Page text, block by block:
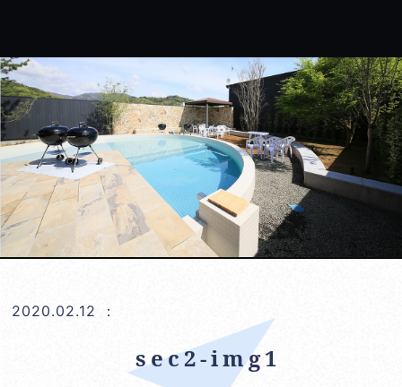
2020.02.12 ：
sec2-img1